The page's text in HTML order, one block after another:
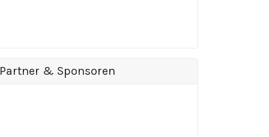
Partner & Sponsoren